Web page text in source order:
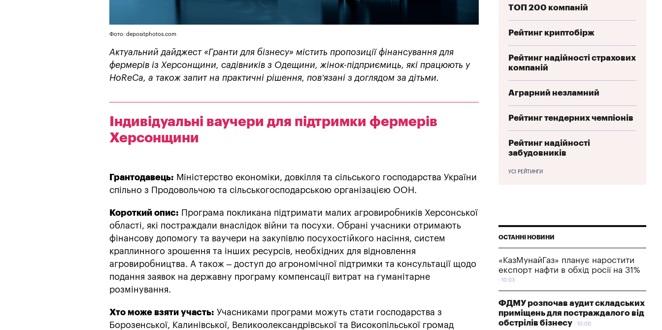
Фото: depositphotos.com
Актуальний дайджест «Гранти для бізнесу» містить пропозиції фінансування для
фермерів із Херсонщини, садівників з Одещини, жінок-підприємиць, які працюють у
HoReCa, а також запит на практичні рішення, пов’язані з доглядом за дітьми.
Індивідуальні ваучери для підтримки фермерів
Херсонщини
Грантодавець: Міністерство економіки, довкілля та сільського господарства України
спільно з Продовольчою та сільськогосподарською організацією ООН.
Короткий опис: Програма покликана підтримати малих агровиробників Херсонської
області, які постраждали внаслідок війни та посухи. Обрані учасники отримають
фінансову допомогу та ваучери на закупівлю посухостійкого насіння, систем
краплинного зрошення та інших ресурсів, необхідних для відновлення
агровиробництва. А також – доступ до агрономічної підтримки та консультації щодо
подання заявок на державну програму компенсації витрат на гуманітарне
розмінування.
Хто може взяти участь: Учасниками програми можуть стати господарства з
Борозенської, Калинівської, Великоолександрівської та Високопільської громад
ТОП 200 компаній
Рейтинг криптобірж
Рейтинг надійності страхових
компаній
Аграрний незламний
Рейтинг тендерних чемпіонів
Рейтинг надійності
забудовників
УСІ РЕЙТИНГИ
ОСТАННІ НОВИНИ
«КазМунайГаз» планує наростити
експорт нафти в обхід росії на 31%
10:03
ФДМУ розпочав аудит складських
приміщень для постраждалого від
обстрілів бізнесу
10:00